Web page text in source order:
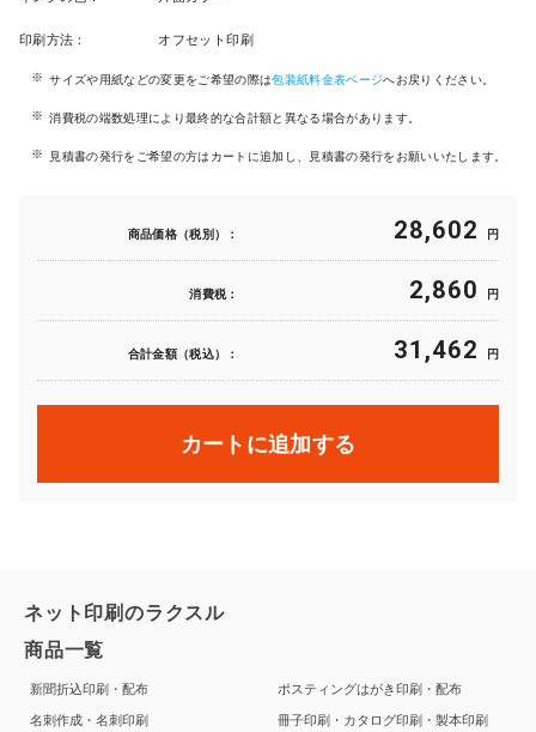
印刷方法： オフセット印刷
サイズや用紙などの変更をご希望の際は包装紙料金表ページへお戻りください。
消費税の端数処理により最終的な合計額と異なる場合があります。
見積書の発行をご希望の方はカートに追加し、見積書の発行をお願いいたします。
商品価格（税別）： 28,602 円
消費税： 2,860 円
合計金額（税込）： 31,462 円
カートに追加する
ネット印刷のラクスル
商品一覧
新聞折込印刷・配布
名刺作成・名刺印刷
ポスティングはがき印刷・配布
冊子印刷・カタログ印刷・製本印刷